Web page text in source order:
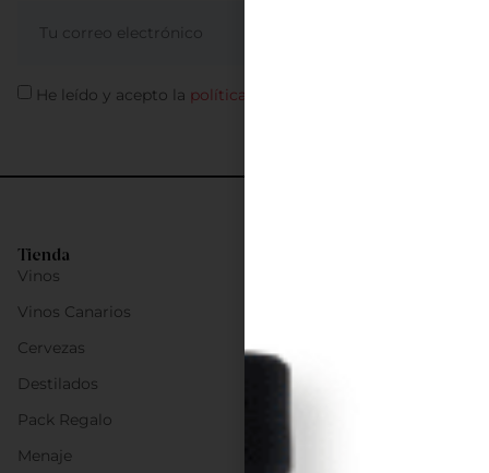
Tienda
Vinos
Vinos Canarios
Cervezas
Destilados
Pack Regalo
Menaje
He leído y acepto la política de privacidad